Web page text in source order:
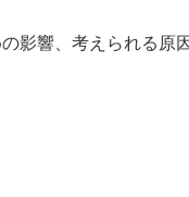
影響、考えられる原